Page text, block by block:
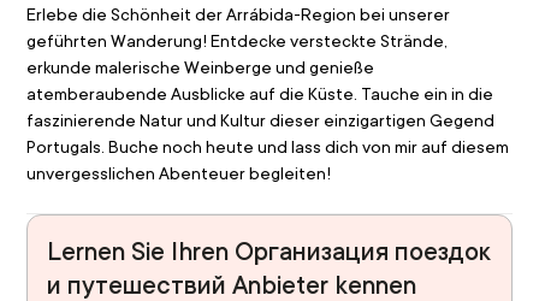
Erlebe die Schönheit der Arrábida-Region bei unserer
geführten Wanderung! Entdecke versteckte Strände,
erkunde malerische Weinberge und genieße
atemberaubende Ausblicke auf die Küste. Tauche ein in die
faszinierende Natur und Kultur dieser einzigartigen Gegend
Portugals. Buche noch heute und lass dich von mir auf diesem
unvergesslichen Abenteuer begleiten!
Lernen Sie Ihren Организация поездок
и путешествий Anbieter kennen